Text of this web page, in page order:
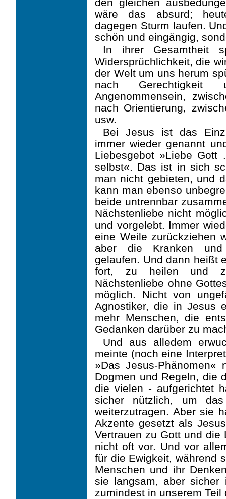
wäre das ­absurd;
dagegen Sturm laufen.
schön und ein­gängig,
In ihrer Gesamtheit
Widersprüchlichkeit, die
der Welt um uns herum
nach Gerechtigkeit
Angenommensein,
nach Orientierung,
usw.
Bei Jesus ist das
immer wieder genannt
Liebesgebot »Liebe
selbst«. Das ist in sich
man nicht gebieten, und
kann man ebenso
beide untrennbar
Nächstenliebe nicht
und vorgelebt. Immer
eine Weile zurückziehen
aber die Kranken und
gelaufen. Und dann heißt
fort, zu heilen und
Nächstenliebe ohne
möglich. Nicht von
Agnostiker, die in Jesus
mehr Menschen, die
Gedanken darüber zu
Und aus alledem
meinte (noch eine
»Das Jesus-Phänomen«
Dogmen und Regeln, die
die vielen - aufgerichtet
sicher nützlich, um
weiterzutragen. Aber sie
Akzente gesetzt als
Vertrauen zu Gott und
nicht oft vor. Und vor
für die Ewigkeit, während
Menschen und ihr
sie langsam, aber sicher
zumindest in unserem Teil